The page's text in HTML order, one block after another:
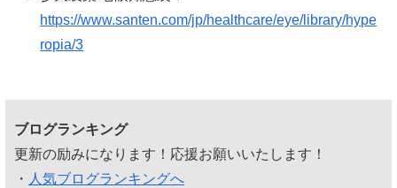
https://www.santen.com/jp/healthcare/eye/library/hype
ropia/3
ブログランキング
更新の励みになります！応援お願いいたします！
・ 人気ブログランキングへ